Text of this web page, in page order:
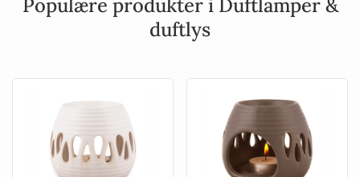
Populære produkter i Duftlamper &
duftlys